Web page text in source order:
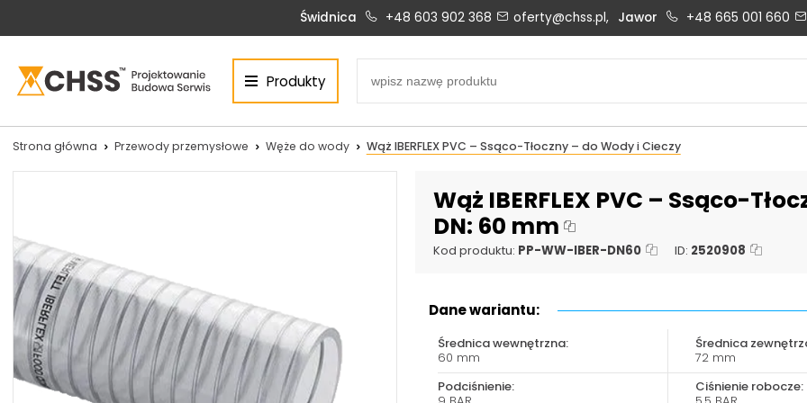
Centrum Hydrauliki Siłowej Świdnica
CHSS.PL DAWID WOŹNY
Biuro obsługi klienta:
+48 603 902 368
PN-PT: 6:30 - 16:00
+48 603 902 368
Siłowniki:
+48 690 884 272
silowniki@chss.pl
serwis@chss.pl
Uszczelnienia techniczne:
uszczelnienia@chss.pl
Magazyn 24H:
Świdnica +48 603 902 368 oferty@chss.pl, Jawor +48 665 001 660
Produkty
Strona główna Przewody przemysłowe Węże do wody Wąż IBERFLEX PVC – Ssąco-Tłoczny – do Wody i Cieczy
Wąż IBERFLEX PVC – Ssąco-
DN: 60 mm
Kod produktu: PP-WW-IBER-DN60 ID: 2520908
Dane wariantu:
Średnica wewnętrzna:
60 mm
Średnica
72 mm
Podciśnienie:
Ciśnienie robocze: